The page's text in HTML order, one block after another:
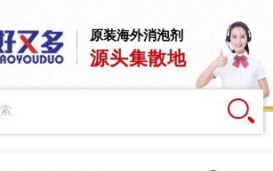
原装海外消泡剂
源头集散地